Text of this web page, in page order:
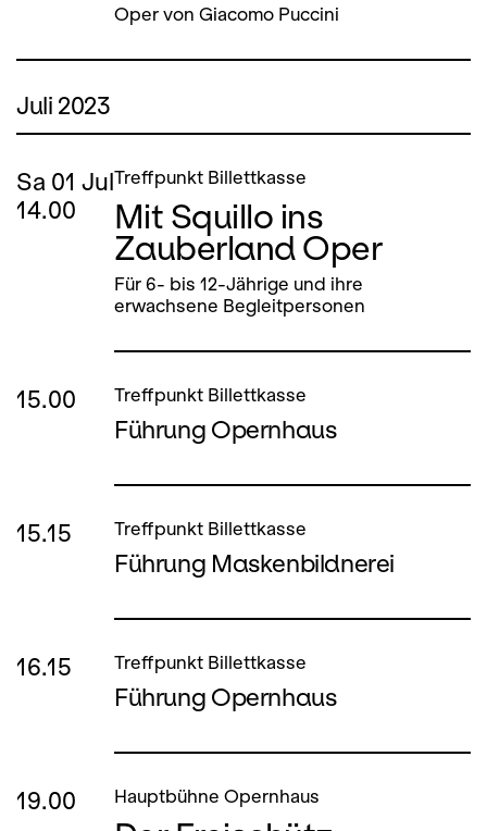
Oper von Giacomo Puccini
Juli 2023
Sa 01 Jul
14.00
Treffpunkt Billettkasse
Mit Squillo ins
Zauberland Oper
Für 6- bis 12-Jährige und ihre
erwachsene Begleitpersonen
15.00 Treffpunkt Billettkasse
Führung Opernhaus
15.15 Treffpunkt Billettkasse
Führung Maskenbildnerei
16.15 Treffpunkt Billettkasse
Führung Opernhaus
19.00 Hauptbühne Opernhaus